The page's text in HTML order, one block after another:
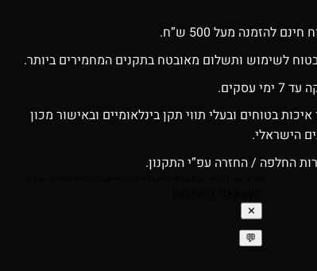
להזמנה מעל 500 ש”ח.
לשימוש ותשלום מאובטח בתקנים המחמירים ביותר.
עסקים.
איכות בטוחים ובעלי תווי תקן בינלאומיים ובאישור מכון
הישראלי.
החלפה / החזרה עפ”י התקנון.